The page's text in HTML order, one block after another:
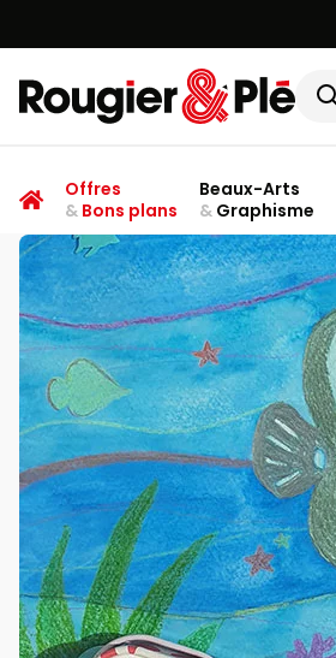
Rougier & Plé
Offres
&Bons plans
Beaux-Arts
&Graphisme